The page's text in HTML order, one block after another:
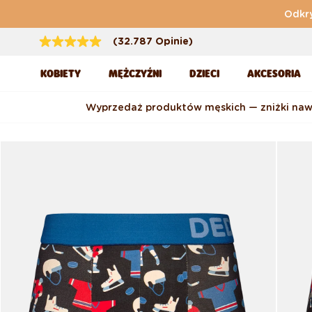
(32.787 Opinie)
KOBIETY MĘŻCZYŹNI DZIECI AKCESORIA
Wyprzedaż produktów męskich — zniżki